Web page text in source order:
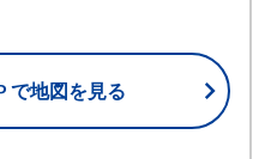
で地図を見る